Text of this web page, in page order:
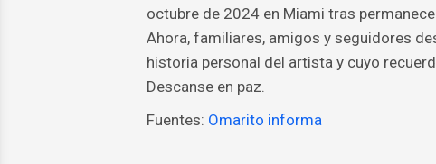
octubre de 2024 en Miami tras
Ahora, familiares, amigos y seguidores
historia personal del artista y cuyo
Descanse en paz.
Fuentes: Omarito informa